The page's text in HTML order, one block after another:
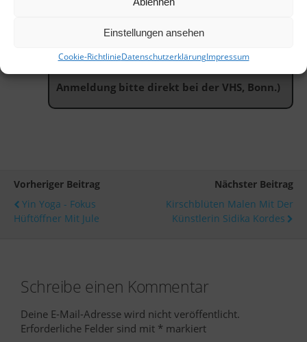
Einstellungen ansehen
Cookie-RichtlinieDatenschutzerklärungImpressum
Führung mit Brigitte Denkel am 12.4. (
Deutsch).
Anmeldung bitte direkt bei der VHS, Bonn.)
Vorheriger Beitrag
Yin Yoga - Fokus
Hüftöffner Mit Jule
Nächster Beitrag
Kirschblüten Malen Mit Der
Künstlerin Sidika Kordes
Schreibe einen Kommentar
Deine E-Mail-Adresse wird nicht veröffentlicht.
Erforderliche Felder sind mit * markiert